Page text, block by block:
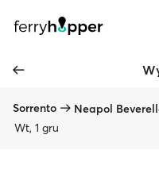
Sorrento
Neapol
Wt, 1 gru